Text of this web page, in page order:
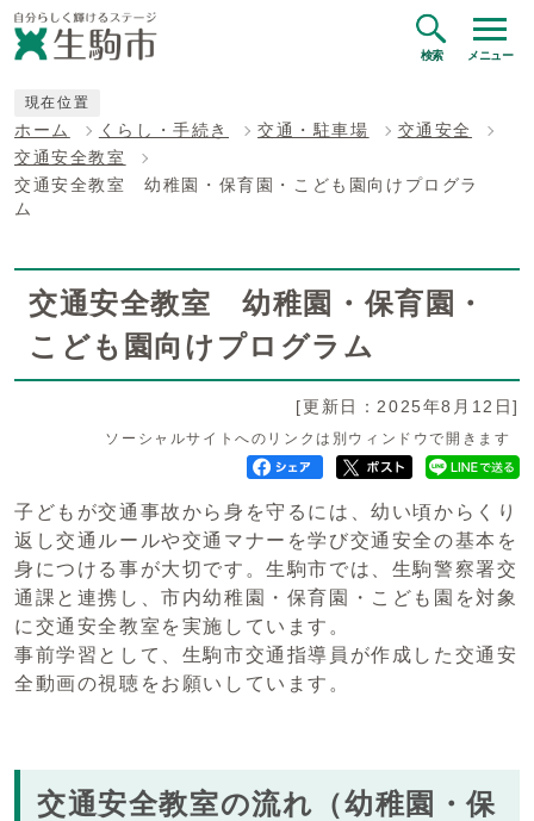
検索 メニュー
現在位置
ホーム くらし・手続き 交通・駐車場
交通安全
交通安全教室
交通安全教室 幼稚園・保育園・こども園向けプログラ
ム
交通安全教室 幼稚園・保育園・
こども園向けプログラム
[更新日：2025年8月12日]
ソーシャルサイトへのリンクは別ウィンドウで開きます
子どもが交通事故から身を守るには、幼い頃からくり
返し交通ルールや交通マナーを学び交通安全の基本を
身につける事が大切です。生駒市では、生駒警察署交
通課と連携し、市内幼稚園・保育園・こども園を対象
に交通安全教室を実施しています。
事前学習として、生駒市交通指導員が作成した交通安
全動画の視聴をお願いしています。
交通安全教室の流れ（幼稚園・保